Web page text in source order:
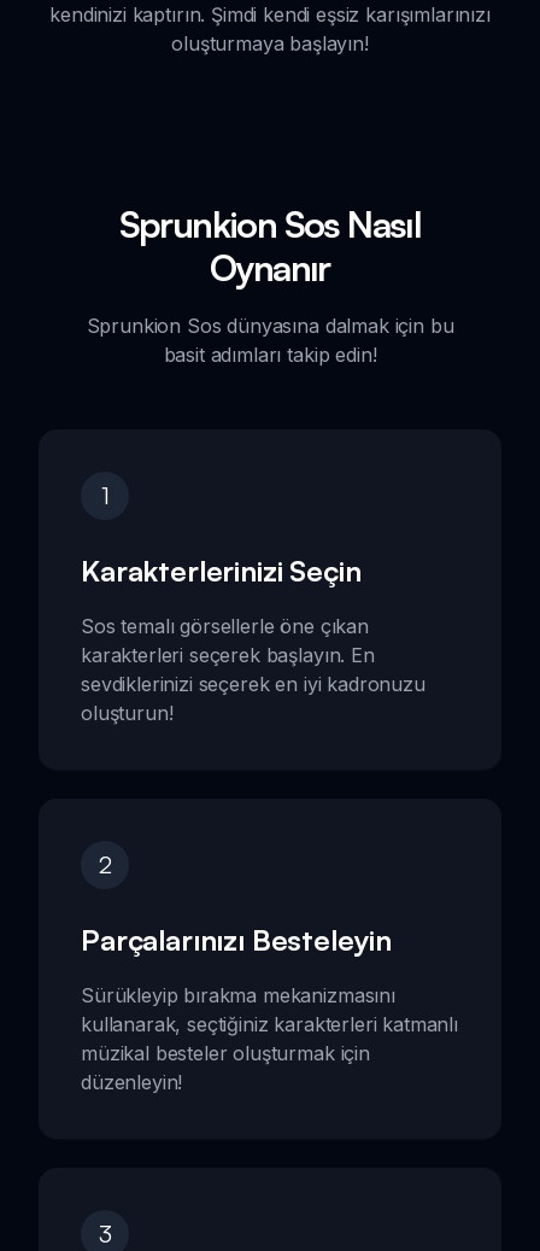
kendinizi kaptırın. Şimdi kendi eşsiz karışımlarınızı
oluşturmaya başlayın!
Sprunkion Sos Nasıl
Oynanır
Sprunkion Sos dünyasına dalmak için bu
basit adımları takip edin!
1
Karakterlerinizi Seçin
Sos temalı görsellerle öne çıkan
karakterleri seçerek başlayın. En
sevdiklerinizi seçerek en iyi kadronuzu
oluşturun!
2
Parçalarınızı Besteleyin
Sürükleyip bırakma mekanizmasını
kullanarak, seçtiğiniz karakterleri katmanlı
müzikal besteler oluşturmak için
düzenleyin!
3